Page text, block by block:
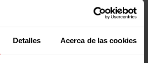
Detalles Acerca de las cookies
renovó su compromiso y, durante
RD Congode cara